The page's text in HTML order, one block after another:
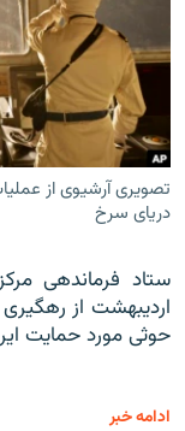
تصویری آرشیوی از
دریای سرخ
اردیبهشت از
حوثی‌ مورد حمایت
ادامه خبر